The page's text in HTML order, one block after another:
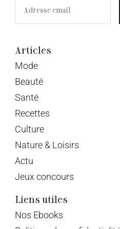
Articles
Mode
Beauté
Santé
Recettes
Culture
Nature & Loisirs
Actu
Jeux concours
Liens utiles
Nos Ebooks